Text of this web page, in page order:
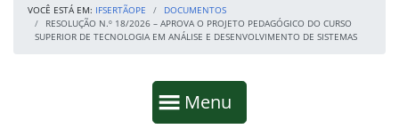
VOCÊ ESTÁ EM: IFSERTÃOPE
DOCUMENTOS
RESOLUÇÃO N.º 18/2026 – APROVA O PROJETO PEDAGÓGICO DO CURSO
SUPERIOR DE TECNOLOGIA EM ANÁLISE E DESENVOLVIMENTO DE SISTEMAS
Mostrar
Menu